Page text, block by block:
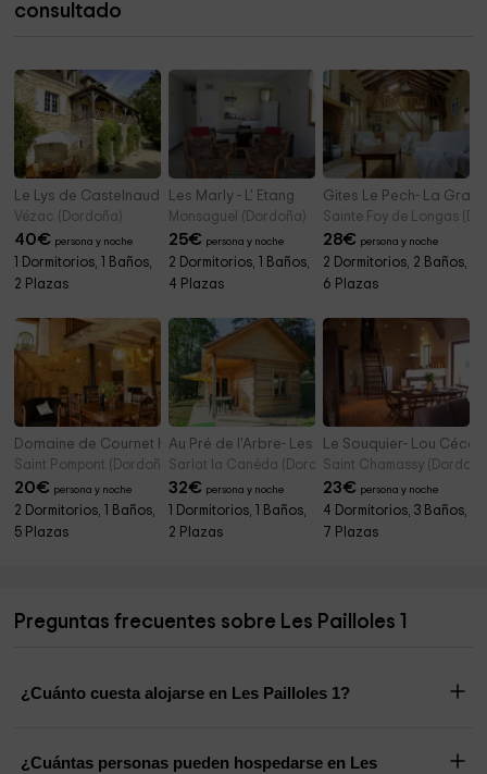
consultado
Le Lys de Castelnaud -Gîte de l'Artiste
Vézac (Dordoña)
40€ persona y noche
1 Dormitorios, 1 Baños,
2 Plazas
Les Marly - L' Etang
Monsaguel (Dordoña)
25€ persona y noche
2 Dormitorios, 1 Baños,
4 Plazas
Gites Le Pech- La
Sainte Foy de Longas
28€ persona y noche
2 Dormitorios, 2 Baños,
6 Plazas
Domaine de Cournet Haut- La Forge
Saint Pompont (Dordoña)
20€ persona y noche
2 Dormitorios, 1 Baños,
5 Plazas
Au Pré de l'Arbre- Les Pins
Sarlat la Canéda (Dordoña)
32€ persona y noche
1 Dormitorios, 1 Baños,
2 Plazas
Le Souquier- Lou
Saint Chamassy
23€ persona y noche
4 Dormitorios, 3 Baños,
7 Plazas
Preguntas frecuentes sobre Les Pailloles 1
¿Cuánto cuesta alojarse en Les Pailloles 1?
¿Cuántas personas pueden hospedarse en Les